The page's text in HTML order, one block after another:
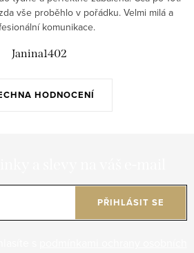
HODNOCENÍ
vše proběhlo v pořádku. Velmi milá a
komunikace.
Janina1402
PŘIHLÁSIT SE